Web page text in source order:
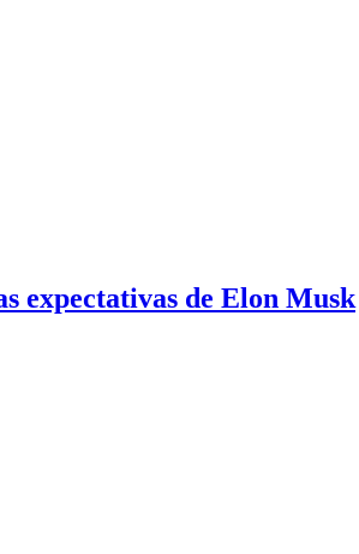
expectativas de Elon Musk